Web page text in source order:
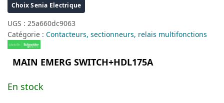
Choix Senia Electrique
UGS : 25a660dc9063
Catégorie : Contacteurs, sectionneurs, relais multifonctions
MAIN EMERG SWITCH+HDL175A
En stock